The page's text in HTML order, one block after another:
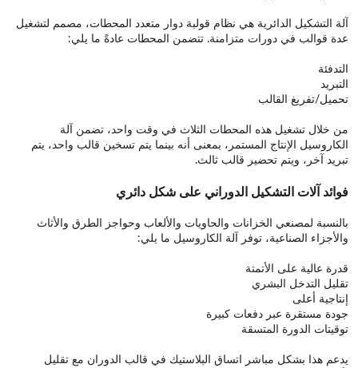
آلة التشكيل الدائرية هي نظام قولبة دوار متعدد المحطات، مصمم لتشغيل
عدة قوالب في دورات متزامنة. تتضمن المحطات عادةً ما يلي:
التدفئة
التبريد
تحميل/تفريغ القالب
من خلال تشغيل هذه المحطات الثلاث في وقت واحد، تضمن آلة
الكاروسيل الإنتاج المستمر، بمعنى أنه بينما يتم تسخين قالب واحد، يتم
تبريد آخر، ويتم تحضير قالب ثالث.
فوائد آلات التشكيل الدوراني على شكل دائري
بالنسبة لمصنعي الخزانات والحاويات والألعاب وحواجز الطرق والأثاث
والأجزاء الصناعية، توفر آلة الكاروسيل ما يلي:
قدرة عالية على الأتمتة
تقليل التدخل البشري
إنتاجية أعلى
جودة مستقرة عبر دفعات كبيرة
توقيتات الدورة المتسقة
يدعم هذا بشكل مباشر اتساق البلاستيك في قالب الدوران مع تقليل